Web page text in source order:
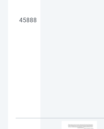
45888